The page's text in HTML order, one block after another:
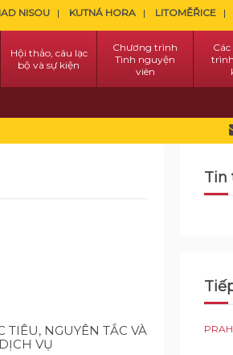
NISOU KUTNÁ HORA LITOMĚŘICE
Hội thảo, câu lạc
bộ và sự kiện
Chương trình
Tình nguyện
viên
TIÊU, NGUYÊN TẮC VÀ
VỤ
Tin